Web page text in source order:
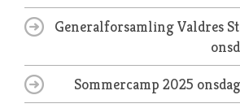
Generalforsamling Valdres
Sommercamp 2025